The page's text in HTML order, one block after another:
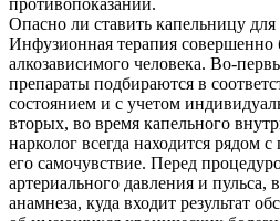
противопоказаний.
Опасно ли ставить капельницу
Инфузионная терапия совершенно
алкозависимого человека. Во-
препараты подбираются в
состоянием и с учетом
вторых, во время капельного
нарколог всегда находится рядом
его самочувствие. Перед
артериального давления и пульса,
анамнеза, куда входит результат